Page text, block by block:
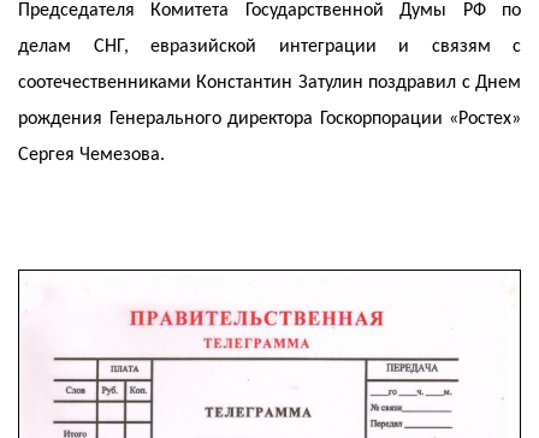
Председателя Комитета Государственной Думы РФ по
делам СНГ, евразийской интеграции и связям с
соотечественниками Константин Затулин поздравил с Днем
рождения Генерального директора Госкорпорации «Ростех»
Сергея Чемезова.